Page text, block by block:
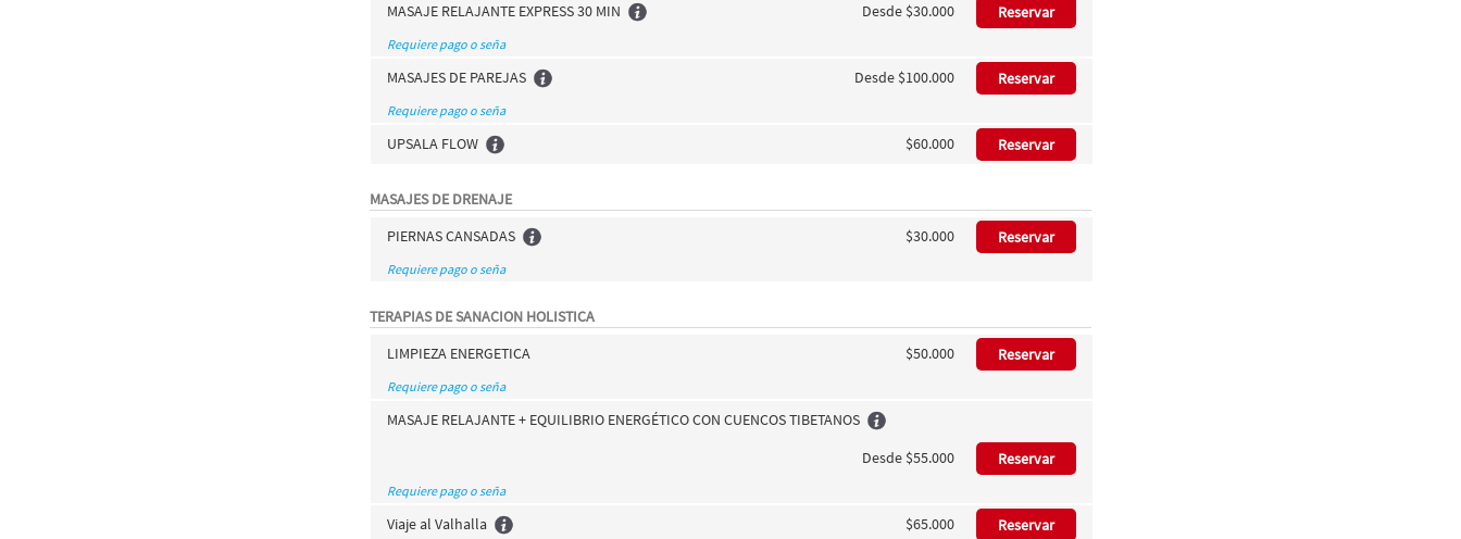
MASAJE RELAJANTE EXPRESS 30 MIN Desde $30.000 Reservar
Requiere pago o seña
MASAJES DE PAREJAS Desde $100.000 Reservar
Requiere pago o seña
UPSALA FLOW $60.000 Reservar
MASAJES DE DRENAJE
PIERNAS CANSADAS
$30.000 Reservar
Requiere pago o seña
TERAPIAS DE SANACION HOLISTICA
LIMPIEZA ENERGETICA
$50.000 Reservar
Requiere pago o seña
MASAJE RELAJANTE + EQUILIBRIO ENERGÉTICO CON CUENCOS TIBETANOS
Desde $55.000
Reservar
Requiere pago o seña
Viaje al Valhalla $65.000 Reservar